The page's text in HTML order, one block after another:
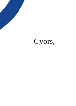
Gyors,